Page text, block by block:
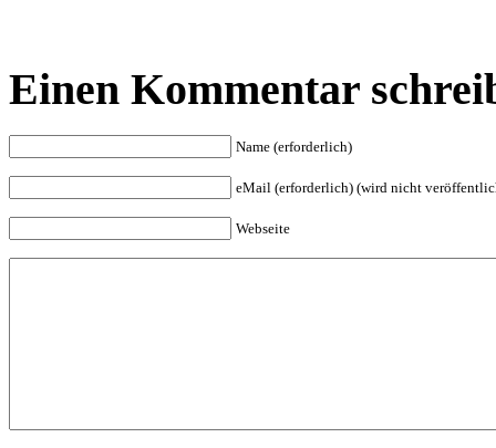
Einen Kommentar
Name (erforderlich)
eMail (erforderlich) (wird nicht
Webseite